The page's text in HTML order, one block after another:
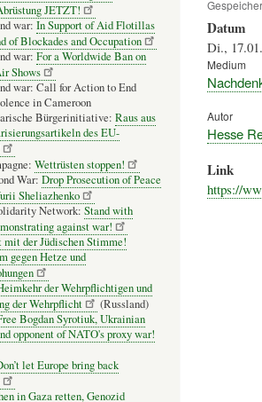
Datum
Di.,
Medium
Autor
Hesse
Link
https://
JETZT!
war: In Support of Aid Flotillas
of Blockades and Occupation
war: For a Worldwide Ban on
Shows
war: Call for Action to End
in Cameroon
Bürgerinitiative: Raus aus
des EU-
Wettrüsten stoppen!
War: Drop Prosecution of Peace
Sheliazhenko
Network: Stand with
against war!
der Jüdischen Stimme!
gegen Hetze und
der Wehrpflichtigen und
der Wehrpflicht
(Russland)
Bogdan Syrotiuk, Ukrainian
opponent of NATO's proxy war!
let Europe bring back
in Gaza retten, Genozid